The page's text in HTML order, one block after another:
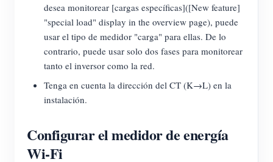
desea monitorear [cargas específicas]([New feature]
"special load" display in the overview page), puede
usar el tipo de medidor "carga" para ellas. De lo
contrario, puede usar solo dos fases para monitorear
tanto el inversor como la red.
Tenga en cuenta la dirección del CT (K→L) en la
instalación.
Configurar el medidor de energía
Wi-Fi